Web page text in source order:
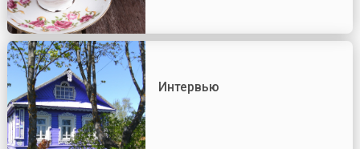
Интервью